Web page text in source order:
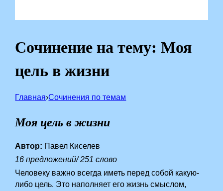
Сочинение на тему: Моя
цель в жизни
Главная›Сочинения по темам
Моя цель в жизни
Автор: Павел Киселев
16 предложений/ 251 слово
Человеку важно всегда иметь перед собой какую-
либо цель. Это наполняет его жизнь смыслом,